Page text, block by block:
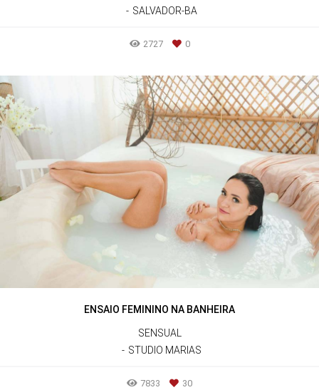
SALVADOR-BA
2727 0
ENSAIO FEMININO NA BANHEIRA
SENSUAL
STUDIO MARIAS
7833 30